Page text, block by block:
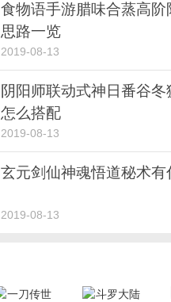
食物语手游腊味合蒸高阶
思路一览
2019-08-13
阴阳师联动式神日番谷冬
怎么搭配
2019-08-13
玄元剑仙神魂悟道秘术有
2019-08-13